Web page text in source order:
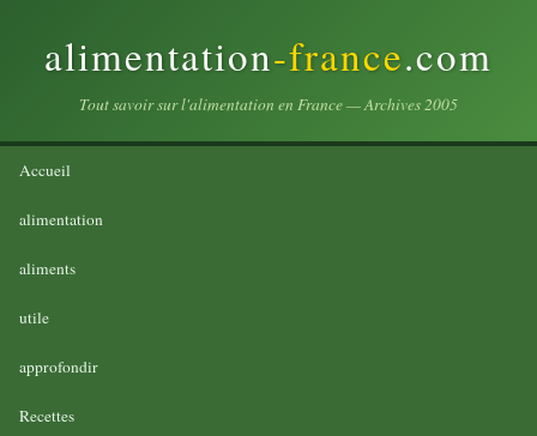
alimentation-france.com
Tout savoir sur l'alimentation en France — Archives 2005
Accueil
alimentation
aliments
utile
approfondir
Recettes